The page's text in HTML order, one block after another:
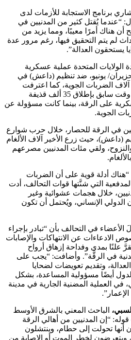
برنامج الاستجابة للأزمات لدى
“عندما يُقتل كثير من المدنيين في
أن هناك أمرًا معيبًا، ومما يزيد من
لم يتم التحقيق فيها، رغم مرور عدة
يستحقون العدالة”.
الولايات المتحدة عملية عسكرية
يونيو، ضد تنظيم (داعش) في
الضربات الجوية، كما اعترفت
وزارة الدفاع الأميركية في وقت سابق بإطلاق 35 ألف قذيفة
على الرقة، بينما كانت مسؤولة عن
في الرقة للحصار، خلال حرب شوارع
(داعش)، حيث زرع الأخير آلاف الألغام
ولقي مئات المدنيين مصرعهم
أدلة قوية على أن الضربات
التي شنَّتها قوات التحالف، أدت
خلال هجمات عشوائية وغير
الدولي الإنساني، ويُحتمل أن تكون
الأعضاء في التحالف بأن “تبادر بإجراء
الادعاءات عن الانتهاكات والإصابات
علنًا بمدى وفداحة إزهاق أرواح
في الرقَّة”. وأضافت: “يجب على
وتقديم تعويضات لضحايا
أيضًا مسؤولية المساعدة، بشكل
في العملية المضنية الجارية في مدينة
الإعمار”.
الباحث المعني بالشرق الأوسط
“إن المدنيين من أهالي الرقة
أنها تحولت إلى حطام، وينتشلون
ويتعرضون لخطر الموت أو الإصابة من